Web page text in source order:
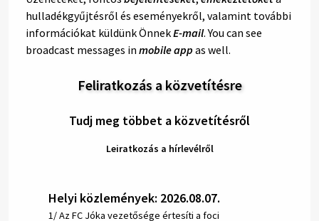
hulladékgyűjtésről és eseményekről, valamint további
információkat küldünk ÖnnekE-mail. You can see
broadcast messages in mobile app as well.
Feliratkozás a közvetítésre
Tudj meg többet a közvetítésről
Leiratkozás a hírlevélről
Helyi közlemények: 2026.08.07.
1/ Az FC Jóka vezetősége értesíti a foci